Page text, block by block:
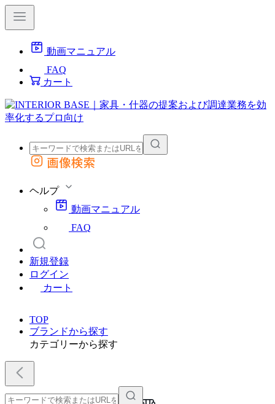
動画マニュアル
FAQ
カート
外部サイトの商品をカートに追加
画像検索
ヘルプ
動画マニュアル
FAQ
新規登録
ログイン
カート
TOP
ブランドから探す
カテゴリーから探す